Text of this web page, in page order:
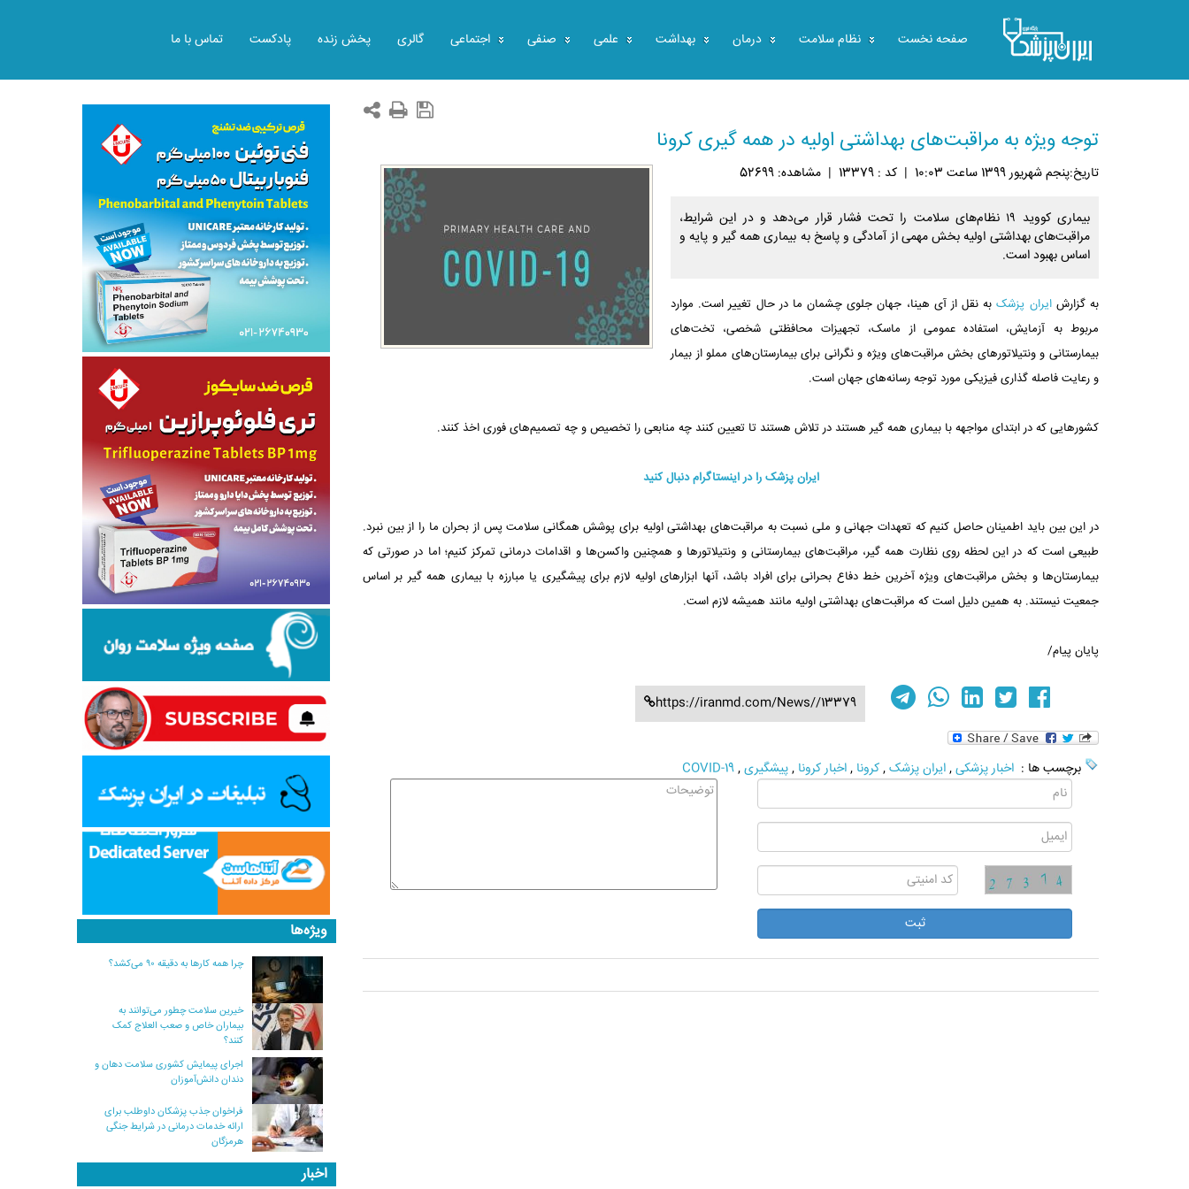
صفحه نخست نظام سلامت درمان بهداشت علمی صنفی اجتماعی گالری پخش زنده پادکست تماس با ما
توجه ویژه به مراقبت‌های بهداشتی اولیه در همه گیری کرونا
تاريخ:پنجم شهريور 1399 ساعت 10:03 | کد : 13379 | مشاهده: 52699
بیماری کووید ۱۹ نظام‌های سلامت را تحت فشار قرار می‌دهد و در این شرایط،
مراقبت‌های بهداشتی اولیه بخش مهمی از آمادگی و پاسخ به بیماری همه گیر و پایه و
اساس بهبود است.
به گزارشایران پزشکبه نقل از آی هینا، جهان جلوی چشمان ما در حال تغییر است. موارد
مربوط به آزمایش، استفاده عمومی از ماسک، تجهیزات محافظتی شخصی، تخت‌های
بیمارستانی و ونتیلاتورهای بخش مراقبت‌های ویژه و نگرانی برای بیمارستان‌های مملو از بیمار
و رعایت فاصله گذاری فیزیکی مورد توجه رسانه‌های جهان است.
کشورهایی که در ابتدای مواجهه با بیماری همه گیر هستند در تلاش هستند تا تعیین کنند چه منابعی را تخصیص و چه تصمیم‌های فوری اخذ کنند.
ایران پزشک را در اینستاگرام دنبال کنید
در این بین باید اطمینان حاصل کنیم که تعهدات جهانی و ملی نسبت به مراقبت‌های بهداشتی اولیه برای پوشش همگانی سلامت پس از بحران ما را از بین نبرد.
طبیعی است که در این لحظه روی نظارت همه گیر، مراقبت‌های بیمارستانی و ونتیلاتورها و همچنین واکسن‌ها و اقدامات درمانی تمرکز کنیم؛ اما در صورتی که
بیمارستان‌ها و بخش مراقبت‌های ویژه آخرین خط دفاع بحرانی برای افراد باشد، آنها ابزارهای اولیه لازم برای پیشگیری یا مبارزه با بیماری همه گیر بر اساس
جمعیت نیستند. به همین دلیل است که مراقبت‌های بهداشتی اولیه مانند همیشه لازم است.
پایان پیام/
https://iranmd.com/News//13379
برچسب ها : اخبار پزشکی,ایران پزشک,کرونا ,اخبار کرونا ,پیشگیری,
COVID-19
ویژه‌ها
چرا همه کارها به دقیقه ۹۰ می‌کشد؟
خیرین سلامت چطور می‌توانند به
بیماران خاص و صعب العلاج کمک
کنند؟
اجرای پیمایش کشوری سلامت دهان و
دندان دانش‌آموزان
فراخوان جذب پزشکان داوطلب برای
ارائه خدمات درمانی در شرایط جنگی
هرمزگان
اخبار